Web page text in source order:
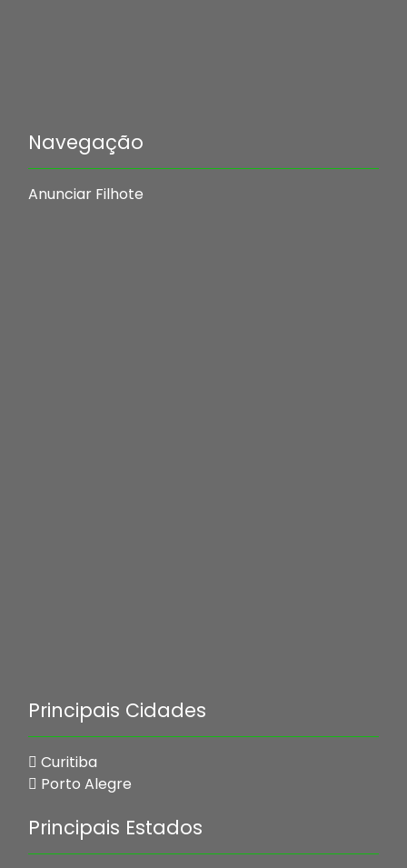
Navegação
Anunciar Filhote
Principais Cidades
Curitiba
Porto Alegre
Principais Estados